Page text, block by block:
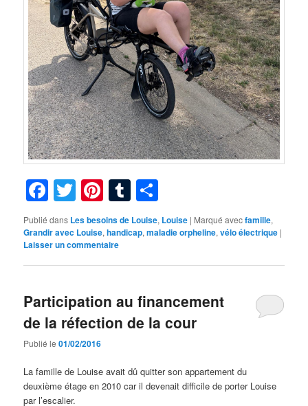
Facebook
Twitter
Pinterest
Tumblr
Publié dans Les besoins de Louise, Louise | Marqué avecfamille,
Grandir avec Louise,handicap,maladie orpheline,vélo électrique |
Laisser un commentaire
Participation au financement
de la réfection de la cour
Publié le01/02/2016
La famille de Louise avait dû quitter son appartement du
deuxième étage en 2010 car il devenait difficile de porter Louise
par l’escalier.